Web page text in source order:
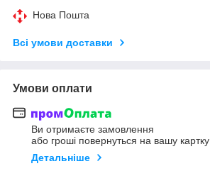
Нова Пошта
Всі умови доставки
Умови оплати
Ви отримаєте замовлення
або гроші повернуться на вашу картку
Детальніше